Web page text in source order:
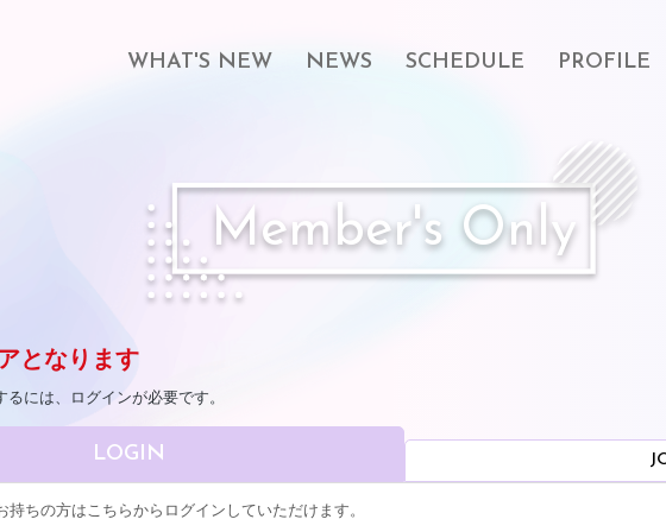
WHAT'S NEW NEWS SCHEDULE PROFILE
Member's Only
となります
には、ログインが必要です。
LOGIN
持ちの方はこちらからログインしていただけます。